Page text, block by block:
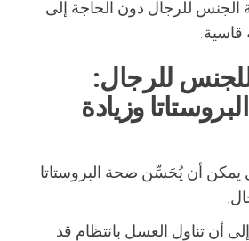
الجنس للرجال دون الحاجة إلى
قاسية.
للرجال:
وزيادة
يمكن أن يُحَسِّن صحة البروستاتا
أن تناول العسل بانتظام قد